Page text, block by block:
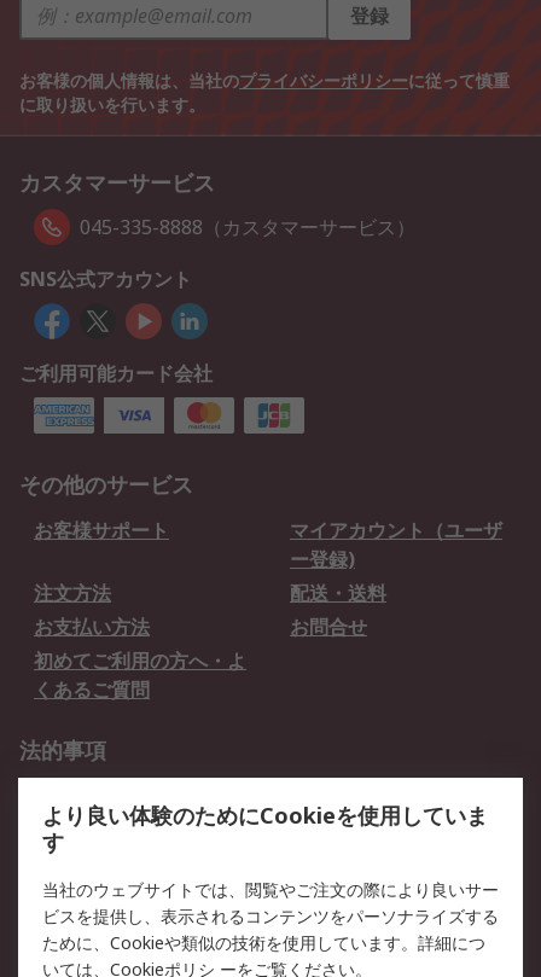
登録
お客様の個人情報は、当社のプライバシーポリシーに従って慎重
に取り扱いを行います。
カスタマーサービス
045-335-8888（カスタマーサービス）
SNS公式アカウント
ご利用可能カード会社
その他のサービス
お客様サポート
マイアカウント（ユーザ
ー登録)
注文方法
配送・送料
お支払い方法
お問合せ
初めてご利用の方へ・よ
くあるご質問
法的事項
クッキーポリシー
RSについて
会社概要
採用情報
プレスリリース＆お知ら
コーポレートサイト
より良い体験のためにCookieを使用していま
す
当社のウェブサイトでは、閲覧やご注文の際により良いサー
ビスを提供し、表示されるコンテンツをパーソナライズする
ために、Cookieや類似の技術を使用しています。詳細につ
いては、 Cookieポリシ ーをご覧ください。